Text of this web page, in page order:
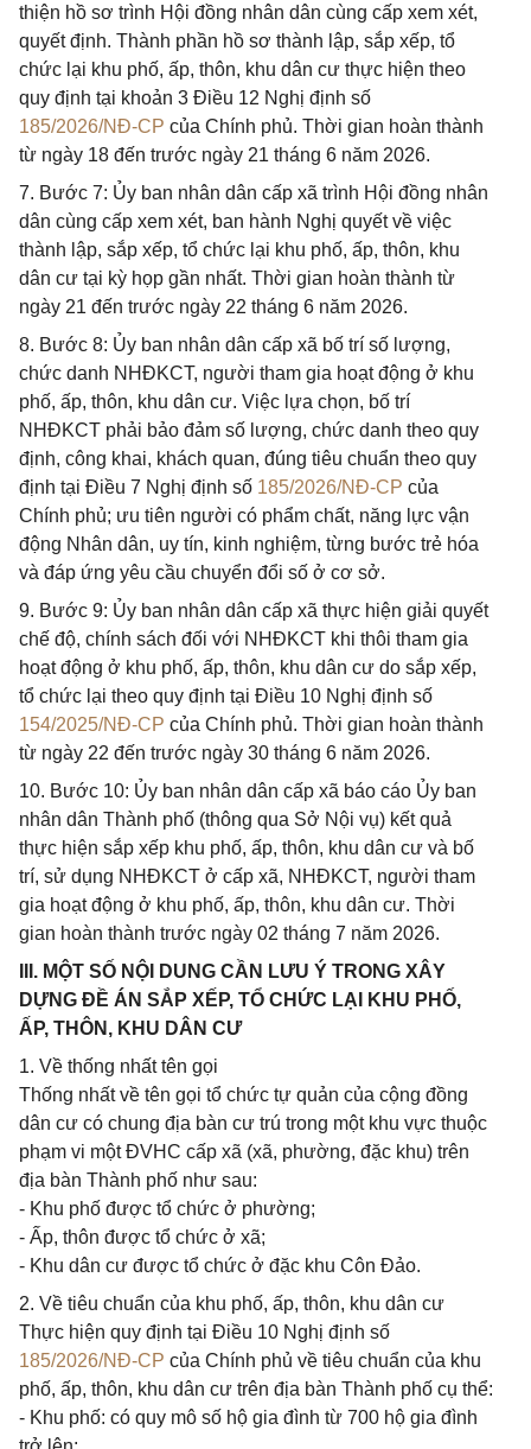
thiện hồ sơ trình Hội đồng nhân dân cùng cấp xem xét,
quyết định. Thành phần hồ sơ thành lập, sắp xếp, tổ
chức lại khu phố, ấp, thôn, khu dân cư thực hiện theo
quy định tại khoản 3 Điều 12 Nghị định số
185/2026/NĐ-CP của Chính phủ. Thời gian hoàn thành
từ ngày 18 đến trước ngày 21 tháng 6 năm 2026.
7. Bước 7: Ủy ban nhân dân cấp xã trình Hội đồng nhân
dân cùng cấp xem xét, ban hành Nghị quyết về việc
thành lập, sắp xếp, tổ chức lại khu phố, ấp, thôn, khu
dân cư tại kỳ họp gần nhất. Thời gian hoàn thành từ
ngày 21 đến trước ngày 22 tháng 6 năm 2026.
8. Bước 8: Ủy ban nhân dân cấp xã bố trí số lượng,
chức danh NHĐKCT, người tham gia hoạt động ở khu
phố, ấp, thôn, khu dân cư. Việc lựa chọn, bố trí
NHĐKCT phải bảo đảm số lượng, chức danh theo quy
định, công khai, khách quan, đúng tiêu chuẩn theo quy
định tại Điều 7 Nghị định số 185/2026/NĐ-CP của
Chính phủ; ưu tiên người có phẩm chất, năng lực vận
động Nhân dân, uy tín, kinh nghiệm, từng bước trẻ hóa
và đáp ứng yêu cầu chuyển đổi số ở cơ sở.
9. Bước 9: Ủy ban nhân dân cấp xã thực hiện giải quyết
chế độ, chính sách đối với NHĐKCT khi thôi tham gia
hoạt động ở khu phố, ấp, thôn, khu dân cư do sắp xếp,
tổ chức lại theo quy định tại Điều 10 Nghị định số
154/2025/NĐ-CP của Chính phủ. Thời gian hoàn thành
từ ngày 22 đến trước ngày 30 tháng 6 năm 2026.
10. Bước 10: Ủy ban nhân dân cấp xã báo cáo Ủy ban
nhân dân Thành phố (thông qua Sở Nội vụ) kết quả
thực hiện sắp xếp khu phố, ấp, thôn, khu dân cư và bố
trí, sử dụng NHĐKCT ở cấp xã, NHĐKCT, người tham
gia hoạt động ở khu phố, ấp, thôn, khu dân cư. Thời
gian hoàn thành trước ngày 02 tháng 7 năm 2026.
III. MỘT SỐ NỘI DUNG CẦN LƯU Ý TRONG XÂY
DỰNG ĐỀ ÁN SẮP XẾP, TỔ CHỨC LẠI KHU PHỐ,
ẤP, THÔN, KHU DÂN CƯ
1. Về thống nhất tên gọi
Thống nhất về tên gọi tổ chức tự quản của cộng đồng
dân cư có chung địa bàn cư trú trong một khu vực thuộc
phạm vi một ĐVHC cấp xã (xã, phường, đặc khu) trên
địa bàn Thành phố như sau:
- Khu phố được tổ chức ở phường;
- Ấp, thôn được tổ chức ở xã;
- Khu dân cư được tổ chức ở đặc khu Côn Đảo.
2. Về tiêu chuẩn của khu phố, ấp, thôn, khu dân cư
Thực hiện quy định tại Điều 10 Nghị định số
185/2026/NĐ-CP của Chính phủ về tiêu chuẩn của khu
phố, ấp, thôn, khu dân cư trên địa bàn Thành phố cụ thể:
- Khu phố: có quy mô số hộ gia đình từ 700 hộ gia đình